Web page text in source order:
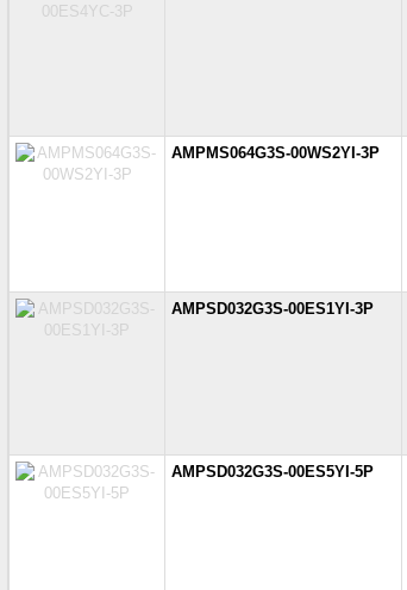
AMPMS064G3S-00WS2YI-3P
AMPSD032G3S-00ES1YI-3P
AMPSD032G3S-00ES5YI-5P